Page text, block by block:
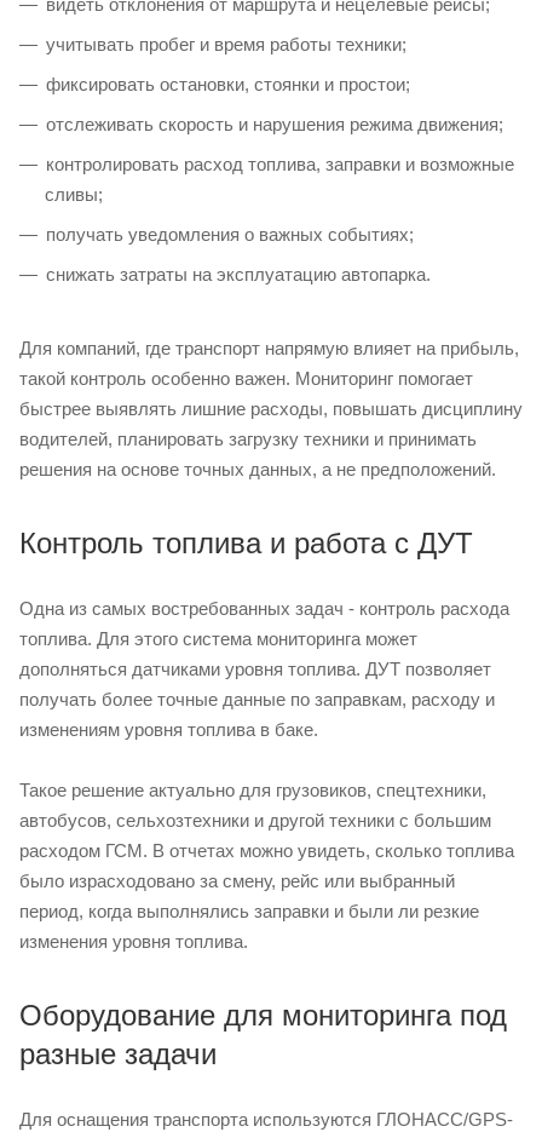
видеть отклонения от маршрута и нецелевые рейсы;
учитывать пробег и время работы техники;
фиксировать остановки, стоянки и простои;
отслеживать скорость и нарушения режима движения;
контролировать расход топлива, заправки и возможные
сливы;
получать уведомления о важных событиях;
снижать затраты на эксплуатацию автопарка.
Для компаний, где транспорт напрямую влияет на прибыль,
такой контроль особенно важен. Мониторинг помогает
быстрее выявлять лишние расходы, повышать дисциплину
водителей, планировать загрузку техники и принимать
решения на основе точных данных, а не предположений.
Контроль топлива и работа с ДУТ
Одна из самых востребованных задач - контроль расхода
топлива. Для этого система мониторинга может
дополняться датчиками уровня топлива. ДУТ позволяет
получать более точные данные по заправкам, расходу и
изменениям уровня топлива в баке.
Такое решение актуально для грузовиков, спецтехники,
автобусов, сельхозтехники и другой техники с большим
расходом ГСМ. В отчетах можно увидеть, сколько топлива
было израсходовано за смену, рейс или выбранный
период, когда выполнялись заправки и были ли резкие
изменения уровня топлива.
Оборудование для мониторинга под
разные задачи
Для оснащения транспорта используются ГЛОНАСС/GPS-